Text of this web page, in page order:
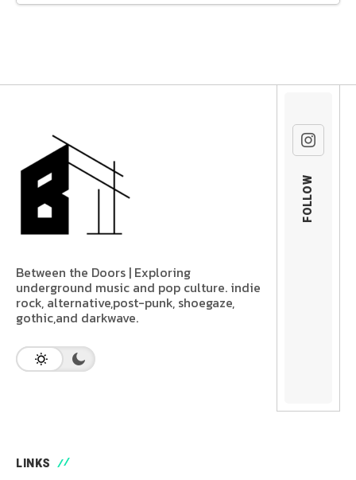
Between the Doors | Exploring
underground music and pop culture. indie
rock, alternative,post-punk, shoegaze,
gothic,and darkwave.
FOLLOW
LINKS